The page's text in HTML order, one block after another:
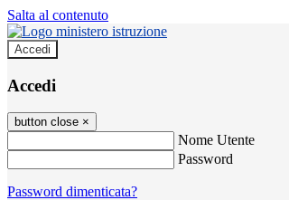
Salta al contenuto
Accedi
Accedi
button close ×
Nome Utente
Password
Password dimenticata?